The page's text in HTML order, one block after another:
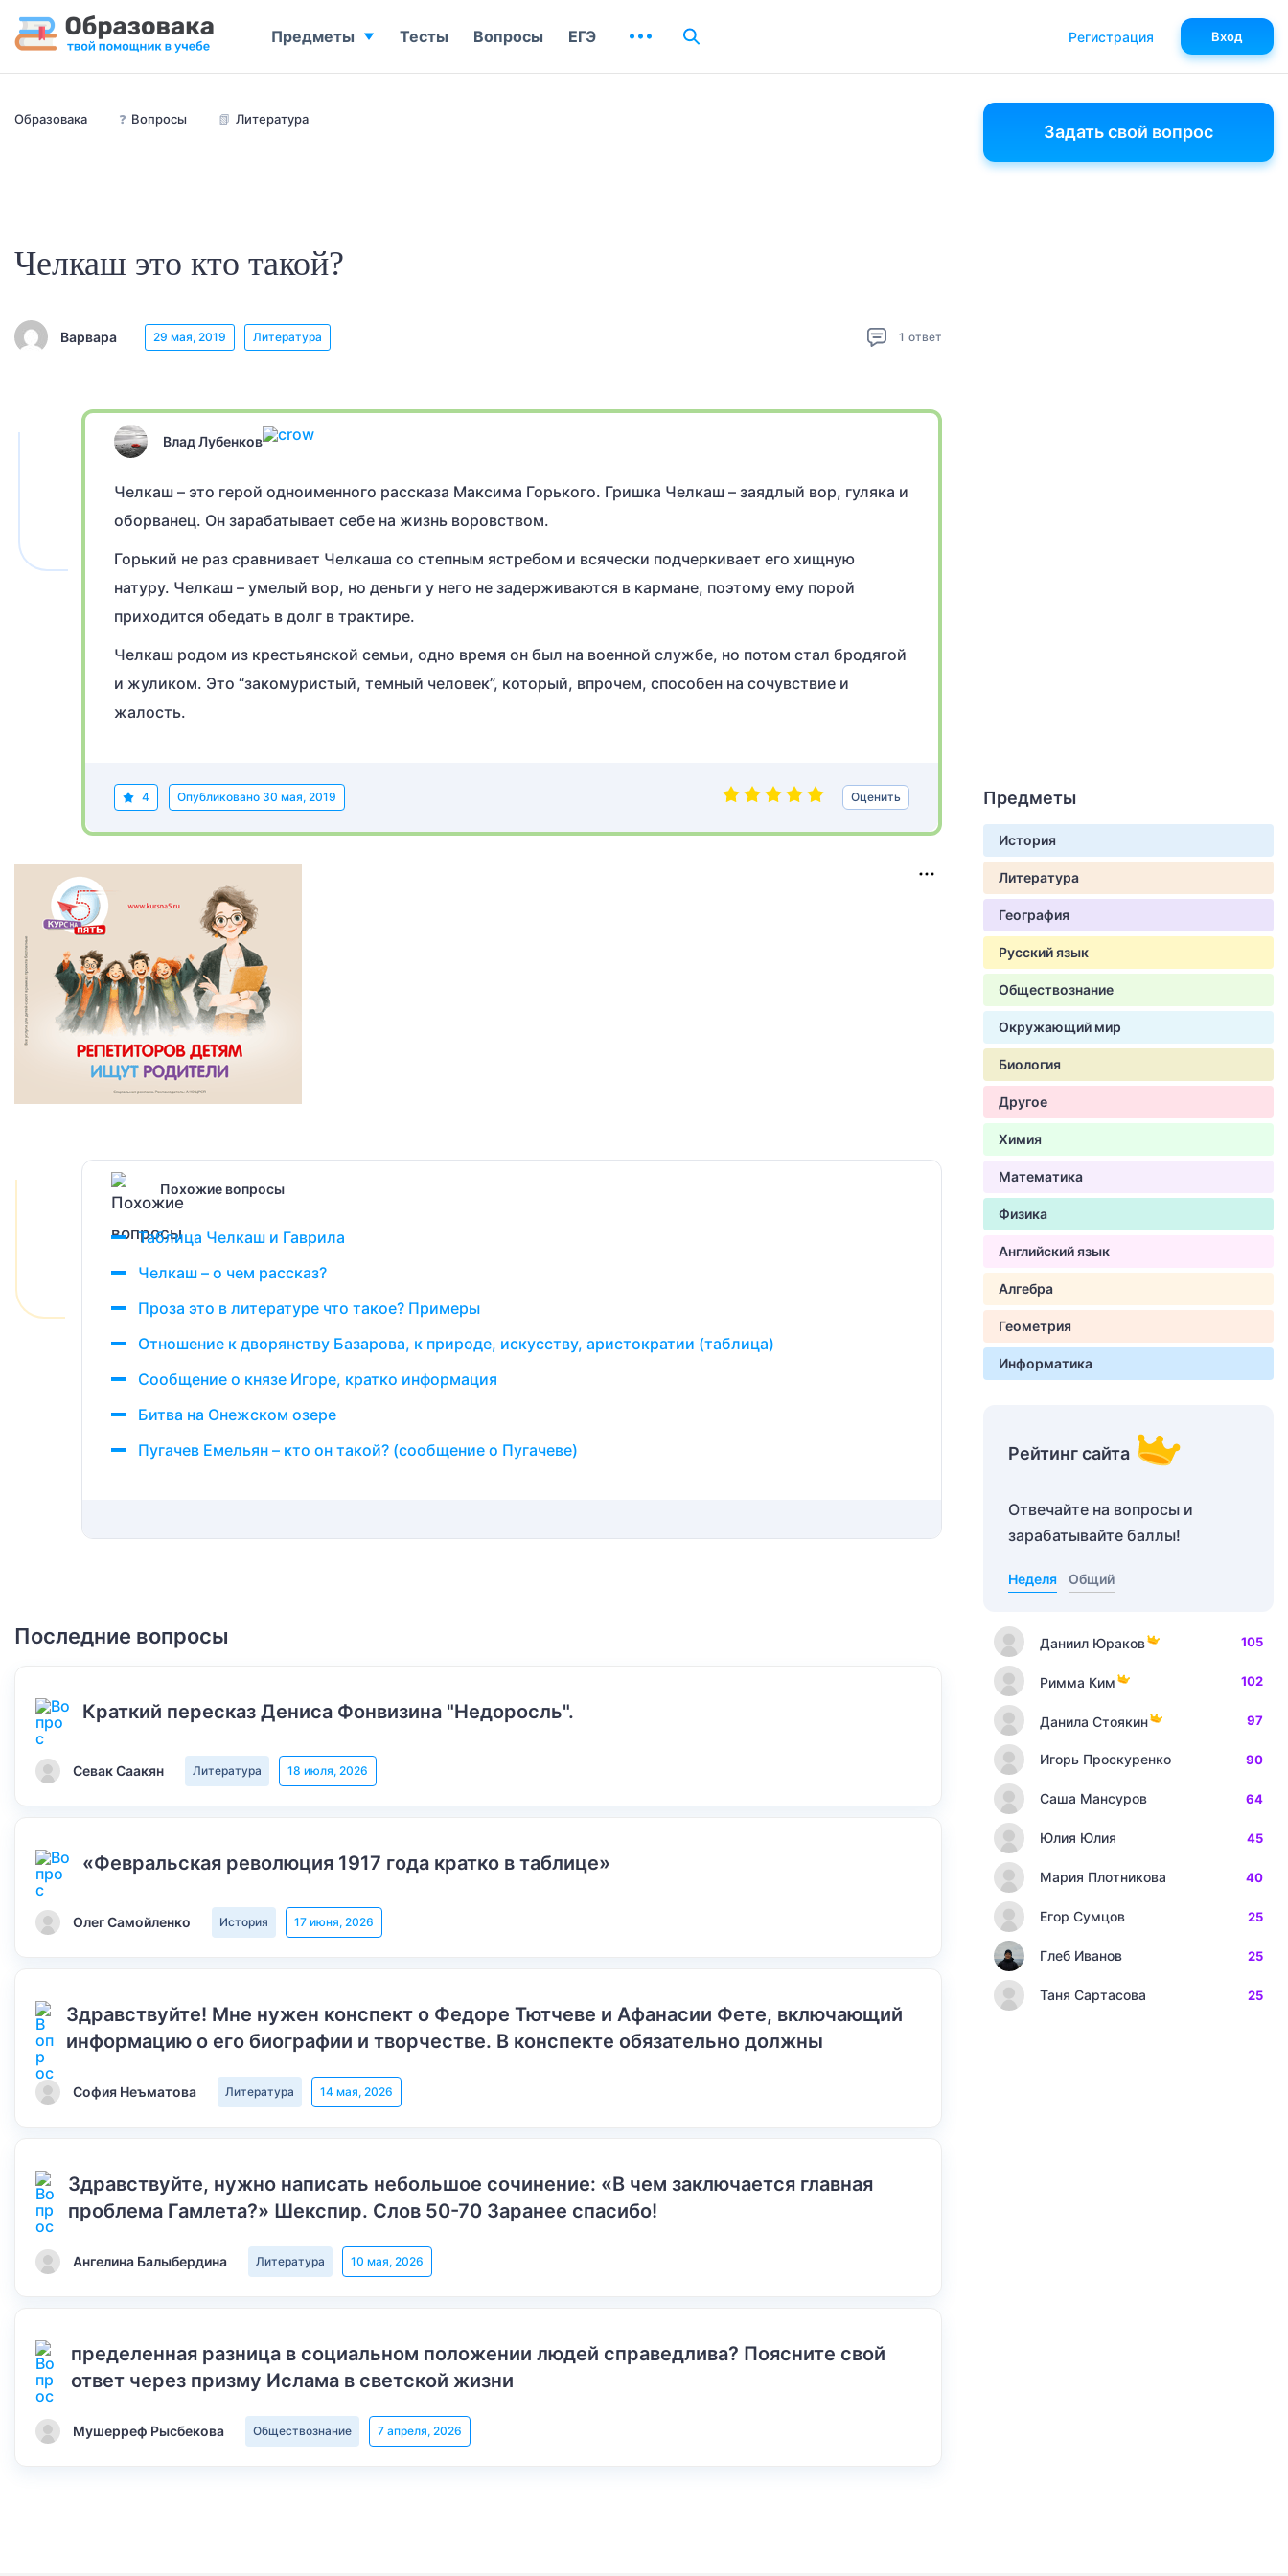
Образовака ❓ Вопросы 📗 Литература
Челкаш это кто такой?
Варвара 29 мая, 2019 Литература 1 ответ
Влад Лубенков
Челкаш – это герой одноименного рассказа Максима Горького. Гришка Челкаш – заядлый вор, гуляка и
оборванец. Он зарабатывает себе на жизнь воровством.
Горький не раз сравнивает Челкаша со степным ястребом и всячески подчеркивает его хищную
натуру. Челкаш – умелый вор, но деньги у него не задерживаются в кармане, поэтому ему порой
приходится обедать в долг в трактире.
Челкаш родом из крестьянской семьи, одно время он был на военной службе, но потом стал бродягой
и жуликом. Это “закомуристый, темный человек”, который, впрочем, способен на сочувствие и
жалость.
4 Опубликовано 30 мая, 2019 Оценить
Похожие вопросы
Таблица Челкаш и Гаврила
Челкаш – о чем рассказ?
Проза это в литературе что такое? Примеры
Отношение к дворянству Базарова, к природе, искусству, аристократии (таблица)
Сообщение о князе Игоре, кратко информация
Битва на Онежском озере
Пугачев Емельян – кто он такой? (сообщение о Пугачеве)
Последние вопросы
Краткий пересказ Дениса Фонвизина "Недоросль".
Севак Саакян Литература 18 июля, 2026
«Февральская революция 1917 года кратко в таблице»
Олег Самойленко История 17 июня, 2026
Здравствуйте! Мне нужен конспект о Федоре Тютчеве и Афанасии Фете, включающий
информацию о его биографии и творчестве. В конспекте обязательно должны
София Неъматова Литература 14 мая, 2026
Здравствуйте, нужно написать небольшое сочинение: «В чем заключается главная
проблема Гамлета?» Шекспир. Слов 50-70 Заранее спасибо!
Ангелина Балыбердина Литература 10 мая, 2026
пределенная разница в социальном положении людей справедлива? Поясните свой
ответ через призму Ислама в светской жизни
Мушерреф Рысбекова Обществознание 7 апреля, 2026
Задать свой вопрос
Предметы
История
Литература
География
Русский язык
Обществознание
Окружающий мир
Биология
Другое
Химия
Математика
Физика
Английский язык
Алгебра
Геометрия
Информатика
Рейтинг сайта
Отвечайте на вопросы и
зарабатывайте баллы!
Неделя Общий
Даниил Юраков 105
Римма Ким 102
Данила Стоякин 97
Игорь Проскуренко 90
Саша Мансуров 64
Юлия Юлия 45
Мария Плотникова 40
Егор Сумцов 25
Глеб Иванов 25
Таня Сартасова 25
Предметы Тесты Вопросы ЕГЭ Регистрация Вход